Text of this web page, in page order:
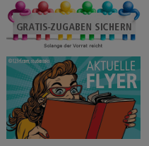
anzuzeigen und unser
betreiben.
Statistik & Tracking:
Informationen über die
unserer Website
Website weiter für Sie
auf unserer Website
Drittseiten möglichst
Bitte beachten Sie, dass
Dritte wie z.B. Google